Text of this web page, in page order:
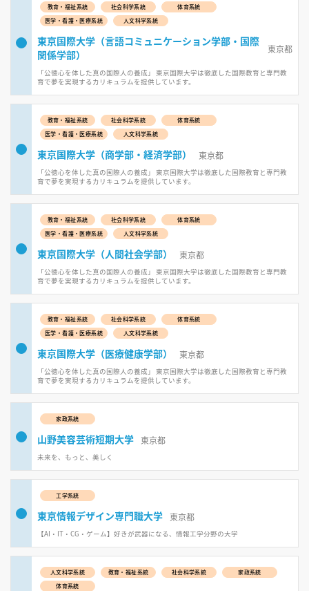
教育・福祉系統 社会科学系統
体育系統
医学・看護・医療系統
人文科学系統
東京国際大学（言語コミュニケーション学部・国際
関係学部）
東京都
「公徳心を体した真の国際人の養成」 東京国際大学は徹底した国際教育と専門教
育で夢を実現するカリキュラムを提供しています。
教育・福祉系統 社会科学系統
体育系統
医学・看護・医療系統
人文科学系統
東京国際大学（商学部・経済学部） 東京都
「公徳心を体した真の国際人の養成」 東京国際大学は徹底した国際教育と専門教
育で夢を実現するカリキュラムを提供しています。
教育・福祉系統 社会科学系統
体育系統
医学・看護・医療系統
人文科学系統
東京国際大学（人間社会学部） 東京都
「公徳心を体した真の国際人の養成」 東京国際大学は徹底した国際教育と専門教
育で夢を実現するカリキュラムを提供しています。
教育・福祉系統 社会科学系統
体育系統
医学・看護・医療系統
人文科学系統
東京国際大学（医療健康学部） 東京都
「公徳心を体した真の国際人の養成」 東京国際大学は徹底した国際教育と専門教
育で夢を実現するカリキュラムを提供しています。
家政系統
山野美容芸術短期大学 東京都
未来を、もっと、美しく
工学系統
東京情報デザイン専門職大学 東京都
【AI・IT・CG・ゲーム】好きが武器になる、情報工学分野の大学
人文科学系統 教育・福祉系統 社会科学系統
家政系統
体育系統